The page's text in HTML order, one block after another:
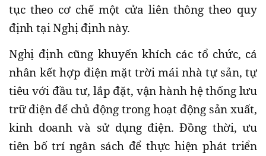
tục theo cơ chế một cửa liên thông theo quy
định tại Nghị định này.
Nghị định cũng khuyến khích các tổ chức, cá
nhân kết hợp điện mặt trời mái nhà tự sản, tự
tiêu với đầu tư, lắp đặt, vận hành hệ thống lưu
trữ điện để chủ động trong hoạt động sản xuất,
kinh doanh và sử dụng điện. Đồng thời, ưu
tiên bố trí ngân sách để thực hiện phát triển